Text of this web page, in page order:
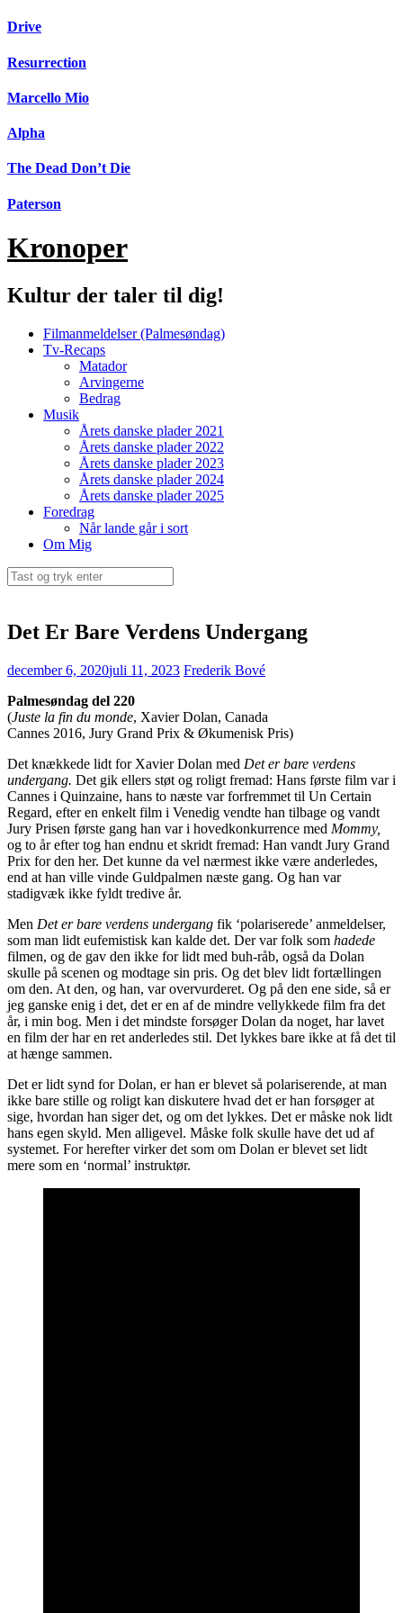
Videre
indhold
Drive
Resurrection
Marcello Mio
Alpha
The Dead Don’t Die
Paterson
Kronoper
Kultur der taler til dig!
Filmanmeldelser (Palmesøndag)
Tv-Recaps
Matador
Arvingerne
Bedrag
Musik
Årets danske plader 2021
Årets danske plader 2022
Årets danske plader 2023
Årets danske plader 2024
Årets danske plader 2025
Foredrag
Når lande går i sort
Om Mig
Søg
efter:
Det Er Bare Verdens Undergang
december 6, 2020juli 11, 2023 Frederik Bové
Palmesøndag del 220
(Juste la fin du monde, Xavier Dolan, Canada
Cannes 2016, Jury Grand Prix & Økumenisk Pris)
Det knækkede lidt for Xavier Dolan med Det er bare verdens
undergang. Det gik ellers støt og roligt fremad: Hans første film var i
Cannes i Quinzaine, hans to næste var forfremmet til Un Certain
Regard, efter en enkelt film i Venedig vendte han tilbage og vandt
Jury Prisen første gang han var i hovedkonkurrence med Mommy,
og to år efter tog han endnu et skridt fremad: Han vandt Jury Grand
Prix for den her. Det kunne da vel nærmest ikke være anderledes,
end at han ville vinde Guldpalmen næste gang. Og han var
stadigvæk ikke fyldt tredive år.
Men Det er bare verdens undergang fik ‘polariserede’ anmeldelser,
som man lidt eufemistisk kan kalde det. Der var folk som hadede
filmen, og de gav den ikke for lidt med buh-råb, også da Dolan
skulle på scenen og modtage sin pris. Og det blev lidt fortællingen
om den. At den, og han, var overvurderet. Og på den ene side, så er
jeg ganske enig i det, det er en af de mindre vellykkede film fra det
år, i min bog. Men i det mindste forsøger Dolan da noget, har lavet
en film der har en ret anderledes stil. Det lykkes bare ikke at få det til
at hænge sammen.
Det er lidt synd for Dolan, er han er blevet så polariserende, at man
ikke bare stille og roligt kan diskutere hvad det er han forsøger at
sige, hvordan han siger det, og om det lykkes. Det er måske nok lidt
hans egen skyld. Men alligevel. Måske folk skulle have det ud af
systemet. For herefter virker det som om Dolan er blevet set lidt
mere som en ‘normal’ instruktør.